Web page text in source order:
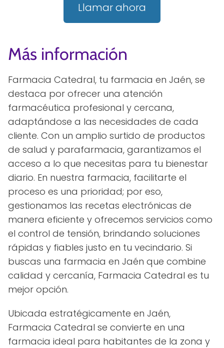
Llamar ahora
Más información
Farmacia Catedral, tu farmacia en Jaén, se
destaca por ofrecer una atención
farmacéutica profesional y cercana,
adaptándose a las necesidades de cada
cliente. Con un amplio surtido de productos
de salud y parafarmacia, garantizamos el
acceso a lo que necesitas para tu bienestar
diario. En nuestra farmacia, facilitarte el
proceso es una prioridad; por eso,
gestionamos las recetas electrónicas de
manera eficiente y ofrecemos servicios como
el control de tensión, brindando soluciones
rápidas y fiables justo en tu vecindario. Si
buscas una farmacia en Jaén que combine
calidad y cercanía, Farmacia Catedral es tu
mejor opción.
Ubicada estratégicamente en Jaén,
Farmacia Catedral se convierte en una
farmacia ideal para habitantes de la zona y